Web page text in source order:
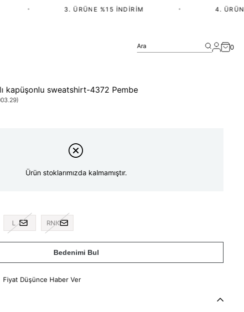
3. ÜRÜNE %15 İNDIRIM 4. ÜRÜN
Ara 0
kapüşonlu sweatshirt-4372 Pembe
Ürün stoklarımızda kalmamıştır.
L RNK
Bedenimi Bul
Fiyat Düşünce Haber Ver